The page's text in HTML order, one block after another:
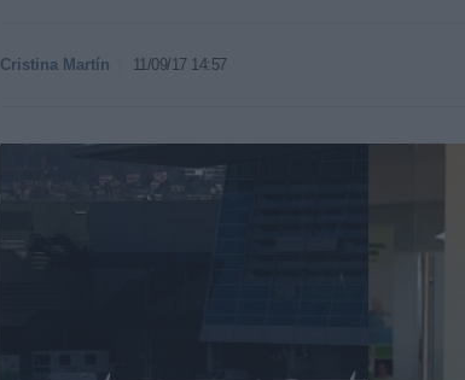
Cristina Martín 11/09/17 14:57